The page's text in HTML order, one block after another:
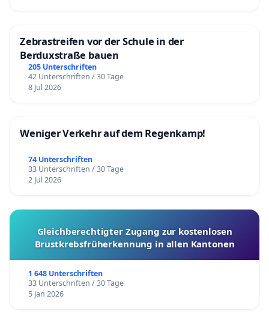
Zebrastreifen vor der Schule in der
Berduxstraße bauen
205 Unterschriften
42 Unterschriften / 30 Tage
8 Jul 2026
Weniger Verkehr auf dem Regenkamp!
74 Unterschriften
33 Unterschriften / 30 Tage
2 Jul 2026
Gleichberechtigter Zugang zur kostenlosen
Brustkrebsfrüherkennung in allen Kantonen
1 648 Unterschriften
33 Unterschriften / 30 Tage
5 Jan 2026